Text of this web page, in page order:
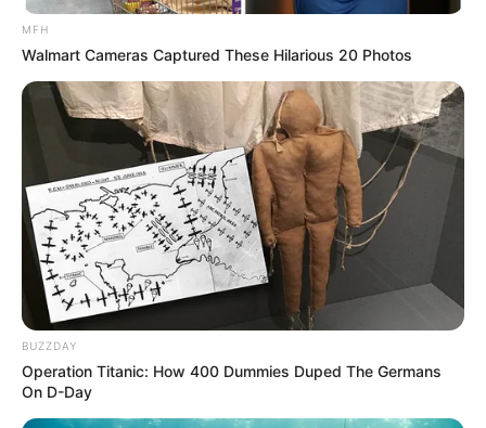
DETAIL
Judul: The Banker / 더 뱅커
Judul lain: Deo Baengkeo
Genre: Bisnis, Politik
Negara: Korea Selatan
Sutradara: Lee Jae Jin
Produser: Kim Dong Rae
Penulis Naskah: Seo Eun Jung, Oh Hye Ran
MFH
Walmart Cameras Captured These Hilarious 20 Photos
BUZZDAY
Operation Titanic: How 400 Dummies Duped The Germans
On D-Day